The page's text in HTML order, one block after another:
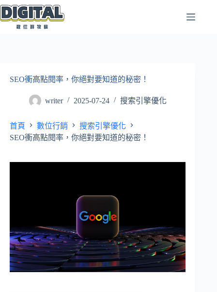
跳
至
SEO衝高點閱率，你絕對要知道的秘密！
writer 2025-07-24 搜索引擎優化
首頁 數位行銷
搜索引擎優化
SEO衝高點閱率，你絕對要知道的秘密！